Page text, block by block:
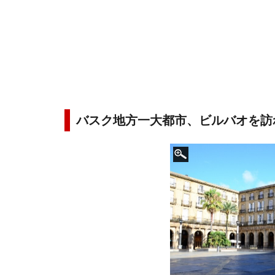
バスク地方一大都市、ビルバオを